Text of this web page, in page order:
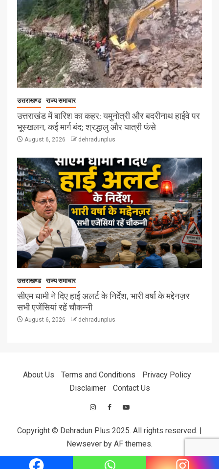
उत्तराखण्ड राज्य समाचार
उत्तराखंड में बारिश का कहर: यमुनोत्री और बदरीनाथ हाईवे पर
भूस्खलन, कई मार्ग बंद; श्रद्धालु और यात्री फंसे
August 6, 2026 dehradunplus
उत्तराखण्ड राज्य समाचार
सीएम धामी ने दिए हाई अलर्ट के निर्देश, भारी वर्षा के मद्देनज़र
सभी एजेंसियां रहें चौकन्नी
August 6, 2026 dehradunplus
About Us Terms and Conditions
Privacy Policy
Disclaimer
Contact Us
Copyright © Dehradun Plus 2025. All rights reserved.
Newsever by AF themes.